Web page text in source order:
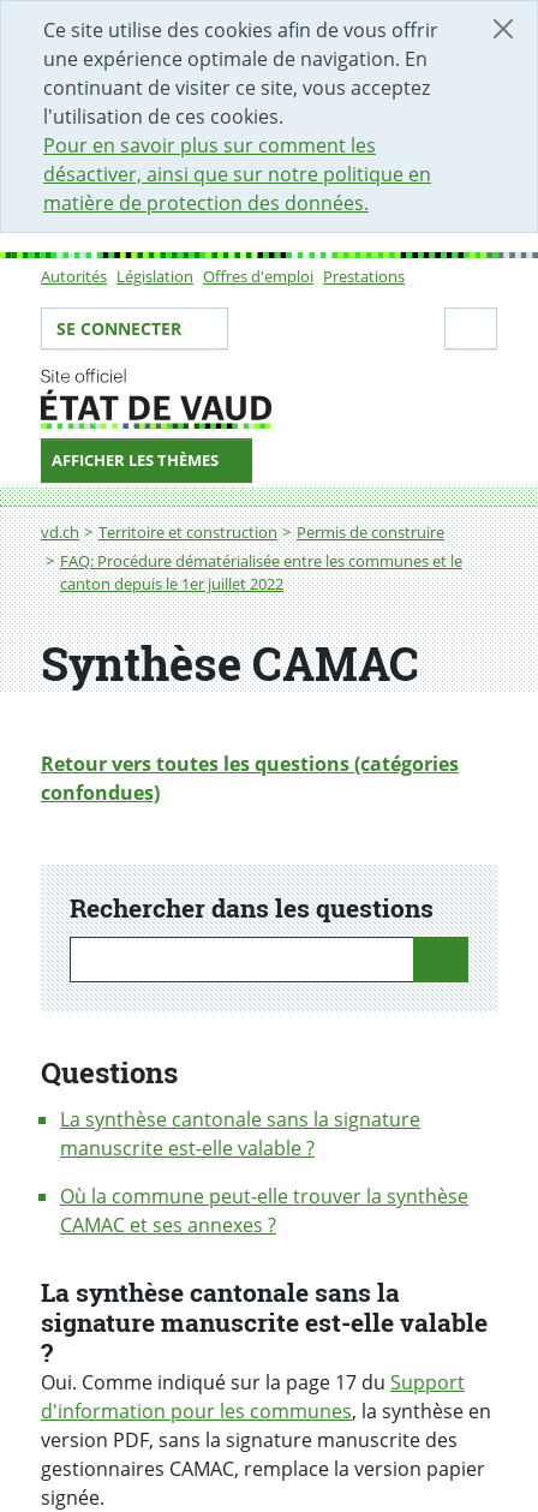
Ce site utilise des cookies afin de vous offrir
une expérience optimale de navigation. En
continuant de visiter ce site, vous acceptez
l'utilisation de ces cookies.
Pour en savoir plus sur comment les
désactiver, ainsi que sur notre politique en
matière de protection des données.
DÉBUT DU CONTENU DE LA PAGE
ACCÈS AU CHAMP DE RECHERCHE
PAGE D'ACCUEIL
FORMULAIRE DE CONTACT
Sous-navigation
Autorités Législation Offres d'emploi Prestations
Votre identité
SE CONNECTER
AFFICHER LES THÈMES
Fil d'Ariane
vd.ch Territoire et construction
Permis de construire
FAQ: Procédure dématérialisée entre les communes et le
canton depuis le 1er juillet 2022
Synthèse CAMAC
Synthèse CAMAC
Retour vers toutes les questions (catégories
confondues)
Rechercher dans les questions
Rechercher dans les questions
Questions
La synthèse cantonale sans la signature
manuscrite est-elle valable ?
Où la commune peut-elle trouver la synthèse
CAMAC et ses annexes ?
Réponses
La synthèse cantonale sans la
signature manuscrite est-elle valable
?
Oui. Comme indiqué sur la page 17 du Support
d'information pour les communes, la synthèse en
version PDF, sans la signature manuscrite des
gestionnaires CAMAC, remplace la version papier
signée.